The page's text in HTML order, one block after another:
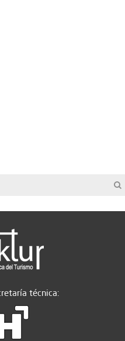
técnica: